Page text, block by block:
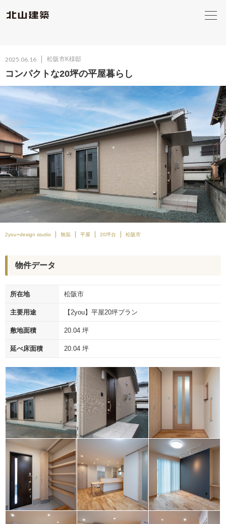
2025.06.16 松阪市K様邸
コンパクトな20坪の平屋暮らし
2you+design studio 無垢 平屋 20坪台 松阪市
物件データ
所在地 松阪市
主要用途 【2you】平屋20坪プラン
敷地面積 20.04 坪
延べ床面積 20.04 坪